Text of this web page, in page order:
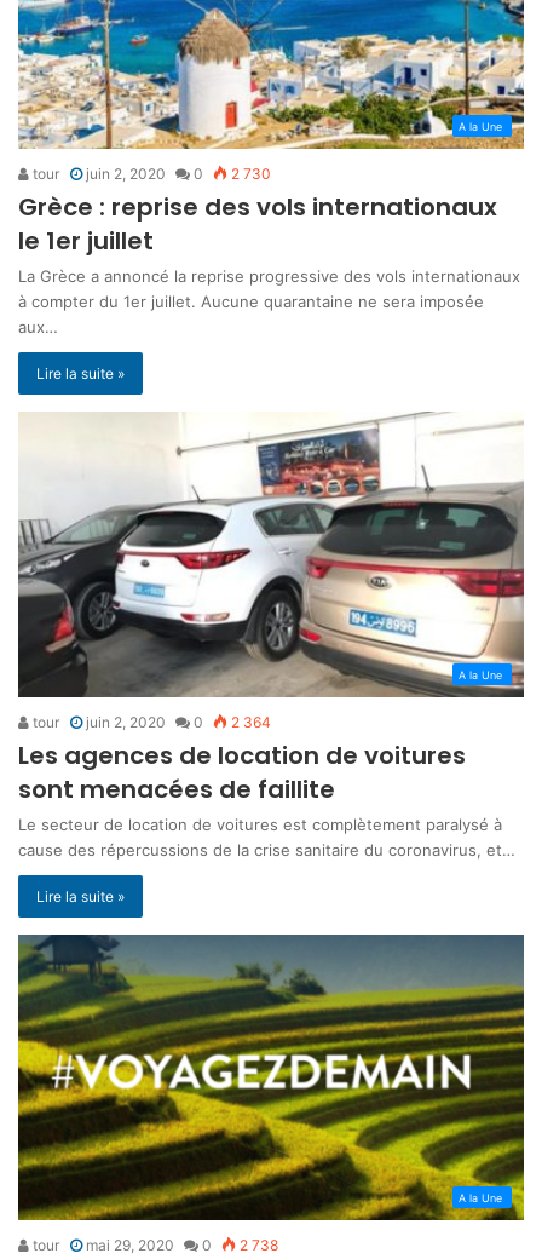
A la Une
tour juin 2, 2020 0 2 730
Grèce : reprise des vols internationaux
le 1er juillet
La Grèce a annoncé la reprise progressive des vols internationaux
à compter du 1er juillet. Aucune quarantaine ne sera imposée
aux…
Lire la suite »
A la Une
tour juin 2, 2020 0 2 364
Les agences de location de voitures
sont menacées de faillite
Le secteur de location de voitures est complètement paralysé à
cause des répercussions de la crise sanitaire du coronavirus, et…
Lire la suite »
A la Une
tour mai 29, 2020 0 2 738